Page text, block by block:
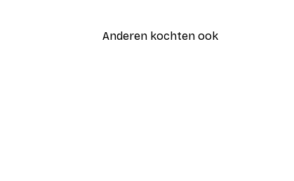
Anderen kochten ook